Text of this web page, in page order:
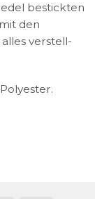
bestickten
den
verstell-